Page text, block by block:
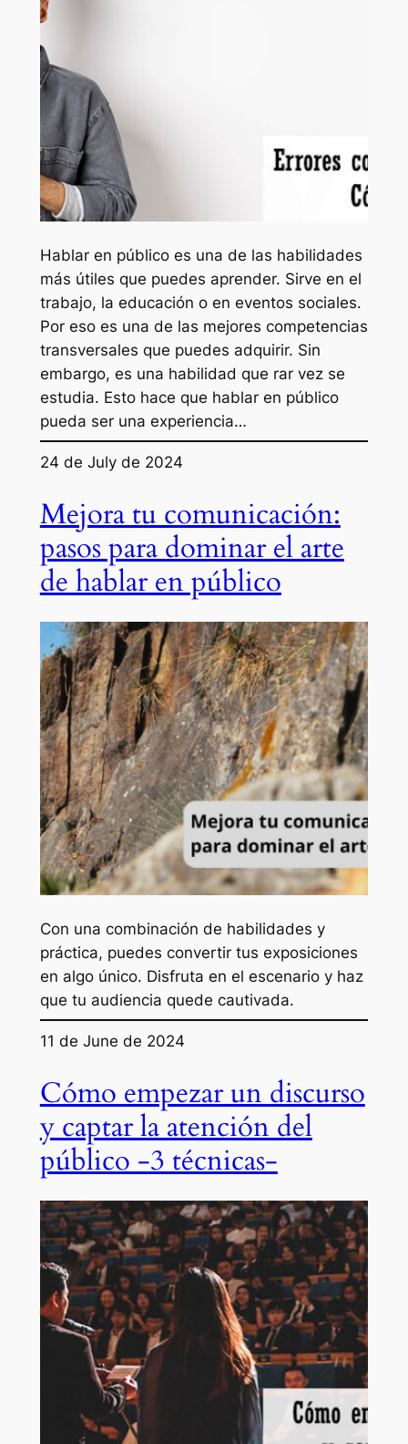
Hablar en público es una de las habilidades
más útiles que puedes aprender. Sirve en el
trabajo, la educación o en eventos sociales.
Por eso es una de las mejores competencias
transversales que puedes adquirir. Sin
embargo, es una habilidad que rar vez se
estudia. Esto hace que hablar en público
pueda ser una experiencia…
24 de July de 2024
Mejora tu comunicación:
pasos para dominar el arte
de hablar en público
Con una combinación de habilidades y
práctica, puedes convertir tus exposiciones
en algo único. Disfruta en el escenario y haz
que tu audiencia quede cautivada.
11 de June de 2024
Cómo empezar un discurso
y captar la atención del
público -3 técnicas-